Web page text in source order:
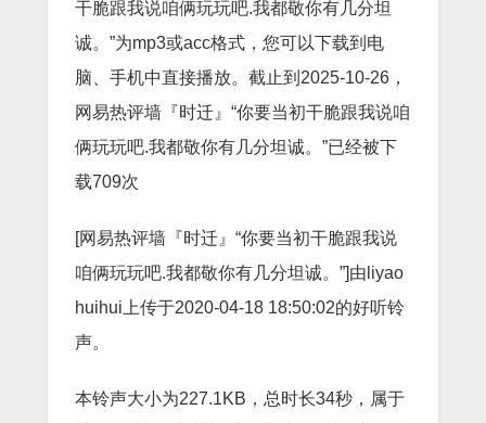
干脆跟我说咱俩玩玩吧.我都敬你有几分坦
诚。”为mp3或acc格式，您可以下载到电
脑、手机中直接播放。截止到2025-10-26，
网易热评墙『时迁』“你要当初干脆跟我说咱
俩玩玩吧.我都敬你有几分坦诚。”已经被下
载709次
[网易热评墙『时迁』“你要当初干脆跟我说
咱俩玩玩吧.我都敬你有几分坦诚。”]由liyao
huihui上传于2020-04-18 18:50:02的好听铃
声。
本铃声大小为227.1KB，总时长34秒，属于